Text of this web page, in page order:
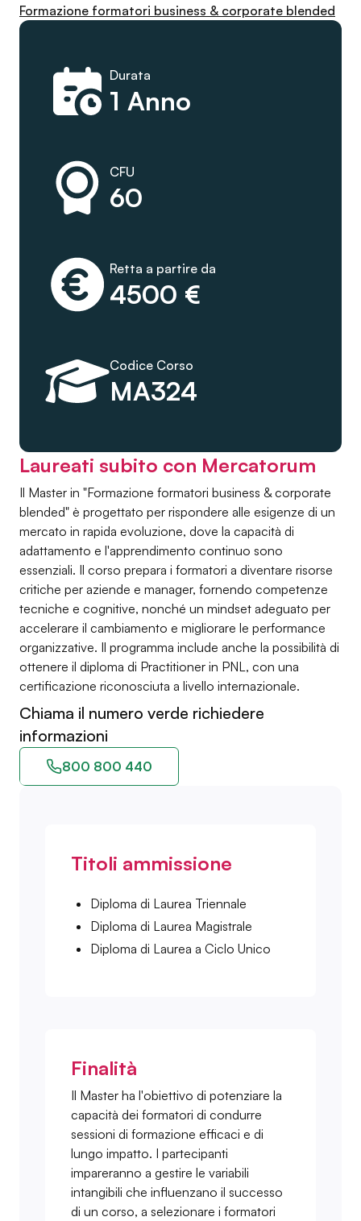
Formazione formatori business & corporate blended
1 Anno
Durata
60
CFU
4500 €
Retta a partire da
MA324
Codice Corso
Laureati subito con Mercatorum
Il Master in "Formazione formatori business & corporate
blended" è progettato per rispondere alle esigenze di un
mercato in rapida evoluzione, dove la capacità di
adattamento e l'apprendimento continuo sono
essenziali. Il corso prepara i formatori a diventare risorse
critiche per aziende e manager, fornendo competenze
tecniche e cognitive, nonché un mindset adeguato per
accelerare il cambiamento e migliorare le performance
organizzative. Il programma include anche la possibilità di
ottenere il diploma di Practitioner in PNL, con una
certificazione riconosciuta a livello internazionale.
Chiama il numero verde richiedere
informazioni
800 800 440
Titoli ammissione
Diploma di Laurea Triennale
Diploma di Laurea Magistrale
Diploma di Laurea a Ciclo Unico
Finalità
Il Master ha l'obiettivo di potenziare la
capacità dei formatori di condurre
sessioni di formazione efficaci e di
lungo impatto. I partecipanti
impareranno a gestire le variabili
intangibili che influenzano il successo
di un corso, a selezionare i formatori